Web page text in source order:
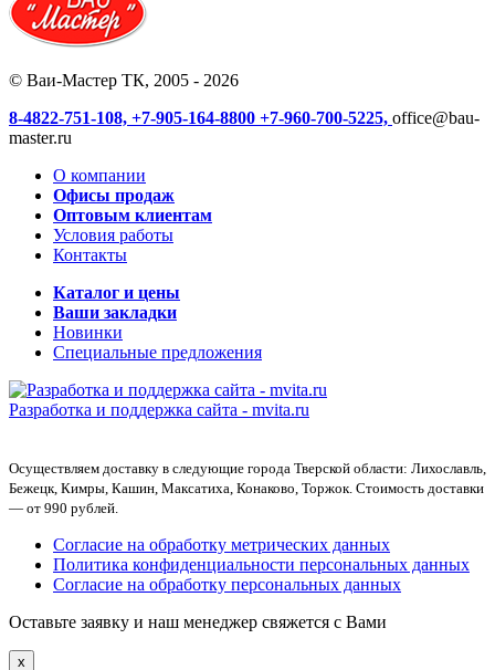
© Ваи-Мастер ТК, 2005 - 2026
8-4822-751-108, +7-905-164-8800 +7-960-700-5225, office@bau-
master.ru
О компании
Офисы продаж
Оптовым клиентам
Условия работы
Контакты
Каталог и цены
Ваши закладки
Новинки
Специальные предложения
Разработка и поддержка сайта - mvita.ru
Осуществляем доставку в следующие города Тверской области: Лихославль,
Бежецк, Кимры, Кашин, Максатиха, Конаково, Торжок. Стоимость доставки
— от 990 рублей.
Согласие на обработку метрических данных
Политика конфиденциальности персональных данных
Согласие на обработку персональных данных
Оставьте заявку и наш менеджер свяжется с Вами
x